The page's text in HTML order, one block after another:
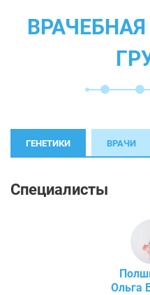
ГЕНЕТИКИ ВРАЧИ
Специалисты
Ольга